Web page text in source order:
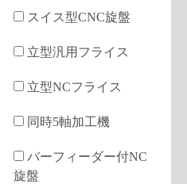
スイス型CNC旋盤
立型汎用フライス
立型NCフライス
同時5軸加工機
バーフィーダー付NC
旋盤